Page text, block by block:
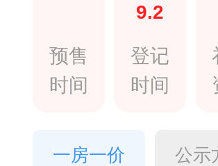
预售
时间
9.2
登记
时间
一房一价 公示